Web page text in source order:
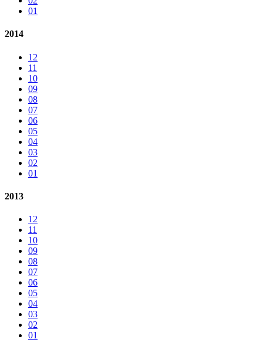
01
2014
12
11
10
09
08
07
06
05
04
03
02
01
2013
12
11
10
09
08
07
06
05
04
03
02
01